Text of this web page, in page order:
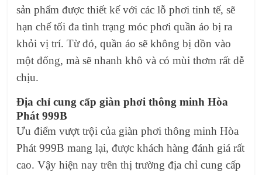
sản phẩm được thiết kế với các lỗ phơi tinh tế, sẽ
hạn chế tối đa tình trạng móc phơi quần áo bị ra
khỏi vị trí. Từ đó, quần áo sẽ không bị dồn vào
một đống, mà sẽ nhanh khô và có mùi thơm rất dễ
chịu.
Địa chỉ cung cấp giàn phơi thông minh Hòa
Phát 999B
Ưu điểm vượt trội của giàn phơi thông minh Hòa
Phát 999B mang lại, được khách hàng đánh giá rất
cao. Vậy hiện nay trên thị trường địa chỉ cung cấp